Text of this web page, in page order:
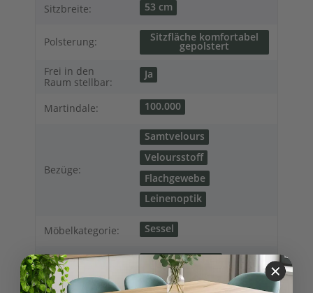
Sitzbreite: 53 cm
Polsterung: Sitzfläche komfortabel
gepolstert
Frei in den
Raum stellbar:
Ja
Martindale: 100.000
Bezüge:
Samtvelours
Veloursstoff
Flachgewebe
Leinenoptik
Möbelkategorie: Sessel
Zusammensetzu
ng:
100% Polyester